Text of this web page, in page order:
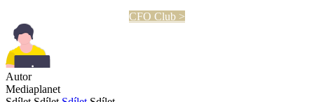
CFO Club >
Autor
Mediaplanet